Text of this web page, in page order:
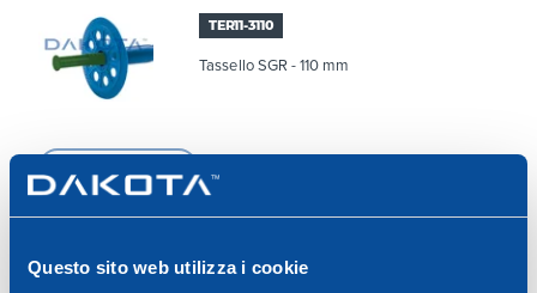
Questo sito web utilizza i cookie
TER11-3110
Tassello SGR - 110 mm